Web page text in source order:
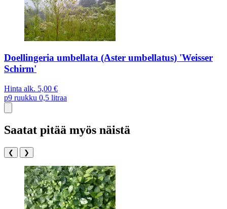
Doellingeria umbellata (Aster umbellatus) 'Weisser
Schirm'
Hinta alk. 5,00 €
p9 ruukku 0,5 litraa
Saatat pitää myös näistä
❮ ❯